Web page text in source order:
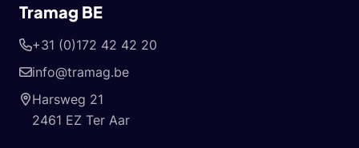
Tramag BE
+31 (0)172 42 42 20
info@tramag.be
Harsweg 21
2461 EZ Ter Aar